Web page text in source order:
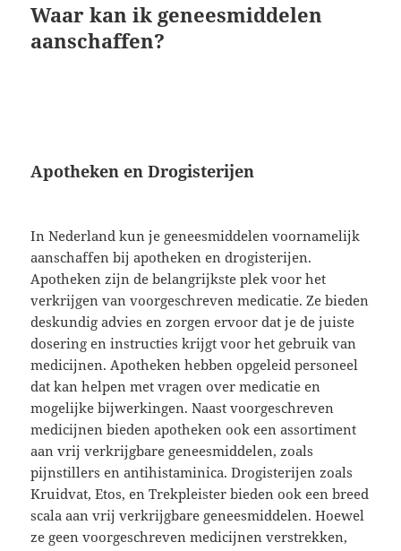
Waar kan ik geneesmiddelen
aanschaffen?
Apotheken en Drogisterijen
In Nederland kun je geneesmiddelen voornamelijk
aanschaffen bij apotheken en drogisterijen.
Apotheken zijn de belangrijkste plek voor het
verkrijgen van voorgeschreven medicatie. Ze bieden
deskundig advies en zorgen ervoor dat je de juiste
dosering en instructies krijgt voor het gebruik van
medicijnen. Apotheken hebben opgeleid personeel
dat kan helpen met vragen over medicatie en
mogelijke bijwerkingen. Naast voorgeschreven
medicijnen bieden apotheken ook een assortiment
aan vrij verkrijgbare geneesmiddelen, zoals
pijnstillers en antihistaminica. Drogisterijen zoals
Kruidvat, Etos, en Trekpleister bieden ook een breed
scala aan vrij verkrijgbare geneesmiddelen. Hoewel
ze geen voorgeschreven medicijnen verstrekken,